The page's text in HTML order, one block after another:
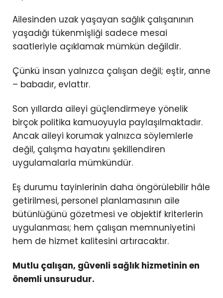
Ailesinden uzak yaşayan sağlık çalışanının
yaşadığı tükenmişliği sadece mesai
saatleriyle açıklamak mümkün değildir.
Çünkü insan yalnızca çalışan değil; eştir, anne
– babadır, evlattır.
Son yıllarda aileyi güçlendirmeye yönelik
birçok politika kamuoyuyla paylaşılmaktadır.
Ancak aileyi korumak yalnızca söylemlerle
değil, çalışma hayatını şekillendiren
uygulamalarla mümkündür.
Eş durumu tayinlerinin daha öngörülebilir hâle
getirilmesi, personel planlamasının aile
bütünlüğünü gözetmesi ve objektif kriterlerin
uygulanması; hem çalışan memnuniyetini
hem de hizmet kalitesini artıracaktır.
Mutlu çalışan, güvenli sağlık hizmetinin en
önemli unsurudur.